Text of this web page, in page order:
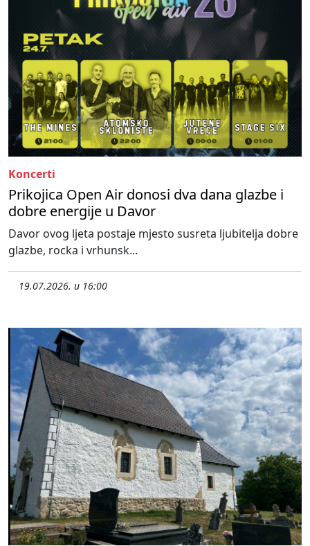
Koncerti
Prikojica Open Air donosi dva dana glazbe i
dobre energije u Davor
Davor ovog ljeta postaje mjesto susreta ljubitelja dobre
glazbe, rocka i vrhunsk...
19.07.2026. u 16:00